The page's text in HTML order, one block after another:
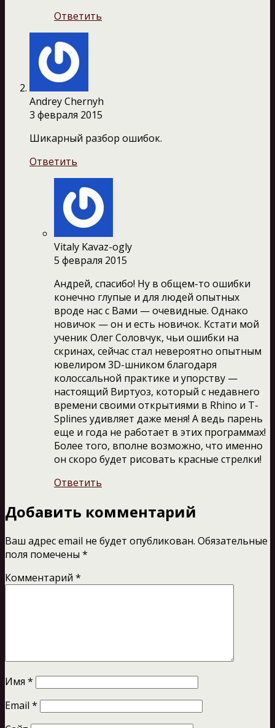
Ответить
Andrey Chernyh
3 февраля 2015
Шикарный разбор ошибок.
Ответить
Vitaly Kavaz-ogly
5 февраля 2015
Андрей, спасибо! Ну в общем-то ошибки
конечно глупые и для людей опытных
вроде нас с Вами — очевидные. Однако
новичок — он и есть новичок. Кстати мой
ученик Олег Соловчук, чьи ошибки на
скринах, сейчас стал невероятно опытным
ювелиром 3D-шником благодаря
колоссальной практике и упорству —
настоящий Виртуоз, который с недавнего
времени своими открытиями в Rhino и T-
Splines удивляет даже меня! А ведь парень
еще и года не работает в этих программах!
Более того, вполне возможно, что именно
он скоро будет рисовать красные стрелки!
Ответить
Добавить комментарий
Ваш адрес email не будет опубликован. Обязательные
поля помечены *
Комментарий *
Имя *
Email *